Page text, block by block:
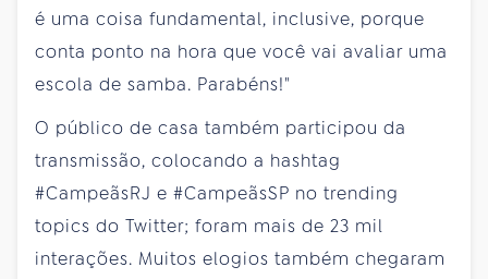
é uma coisa fundamental, inclusive, porque
conta ponto na hora que você vai avaliar uma
escola de samba. Parabéns!"
O público de casa também participou da
transmissão, colocando a hashtag
#CampeãsRJ e #CampeãsSP no trending
topics do Twitter; foram mais de 23 mil
interações. Muitos elogios também chegaram